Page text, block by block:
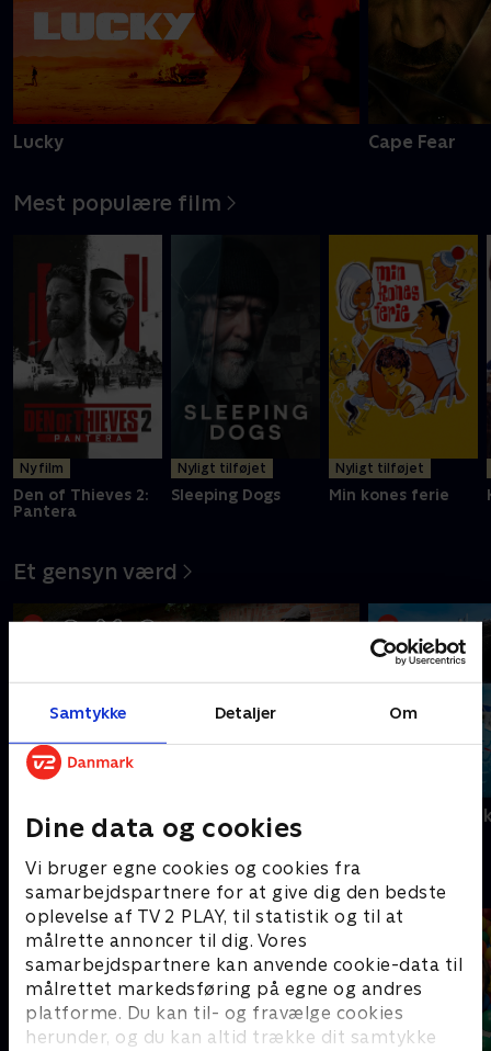
Samtykke Detaljer Om
Dine data og cookies
Vi bruger egne cookies og cookies fra
samarbejdspartnere for at give dig den bedste
oplevelse af TV 2 PLAY, til statistik og til at
målrette annoncer til dig. Vores
samarbejdspartnere kan anvende cookie-data til
målrettet markedsføring på egne og andres
platforme. Du kan til- og fravælge cookies
herunder, og du kan altid trække dit samtykke
Lucky Cape Fear
Mest populære film
Ny film
Den of Thieves 2:
Pantera
Nyligt tilføjet
Sleeping Dogs
Nyligt tilføjet
Min kones ferie
Et gensyn værd
Hjem til gården Gutterne på
Danske serier